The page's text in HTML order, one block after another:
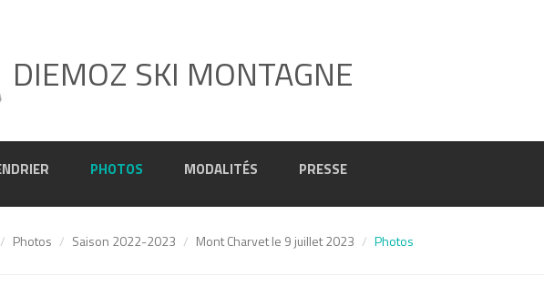
DIEMOZ SKI MONTAGNE
PHOTOS MODALITÉS PRESSE
Photos Saison 2022-2023 Mont Charvet le 9 juillet 2023 Photos